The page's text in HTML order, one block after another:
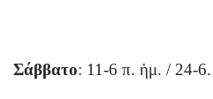
Σάββατο: 11-6 π. ἡμ. / 24-6.